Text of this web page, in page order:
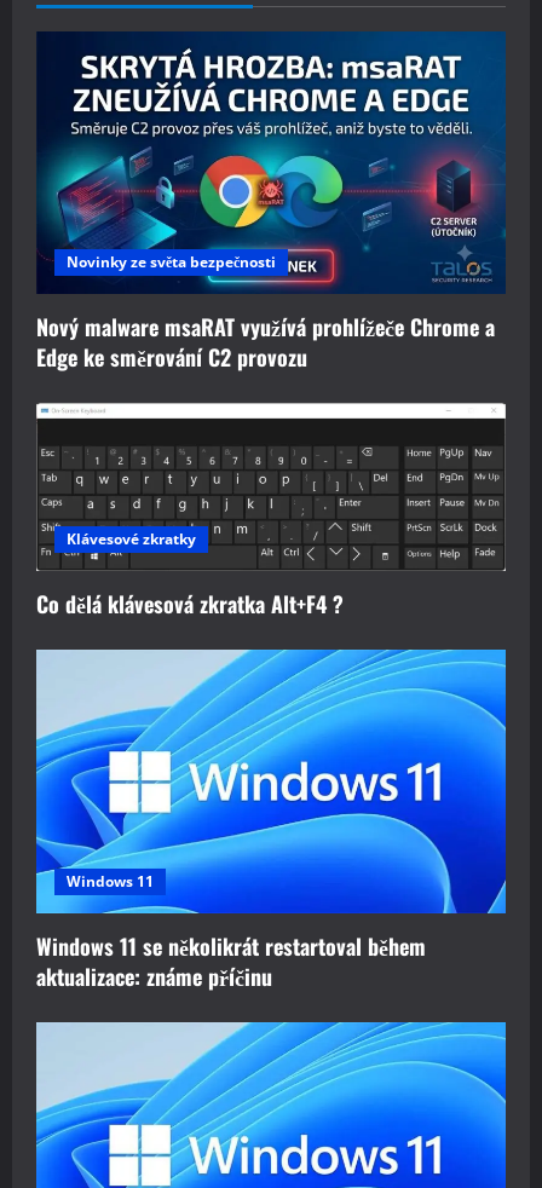
Novinky ze světa bezpečnosti
Nový malware msaRAT využívá prohlížeče Chrome a
Edge ke směrování C2 provozu
Klávesové zkratky
Co dělá klávesová zkratka Alt+F4 ?
Windows 11
Windows 11 se několikrát restartoval během
aktualizace: známe příčinu